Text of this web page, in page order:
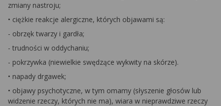
zmiany nastroju;
• ciężkie reakcje alergiczne, których objawami są:
- obrzęk twarzy i gardła;
- trudności w oddychaniu;
- pokrzywka (niewielkie swędzące wykwity na skórze).
• napady drgawek;
• objawy psychotyczne, w tym omamy (słyszenie głosów lub
widzenie rzeczy, których nie ma), wiara w nieprawdziwe rzeczy